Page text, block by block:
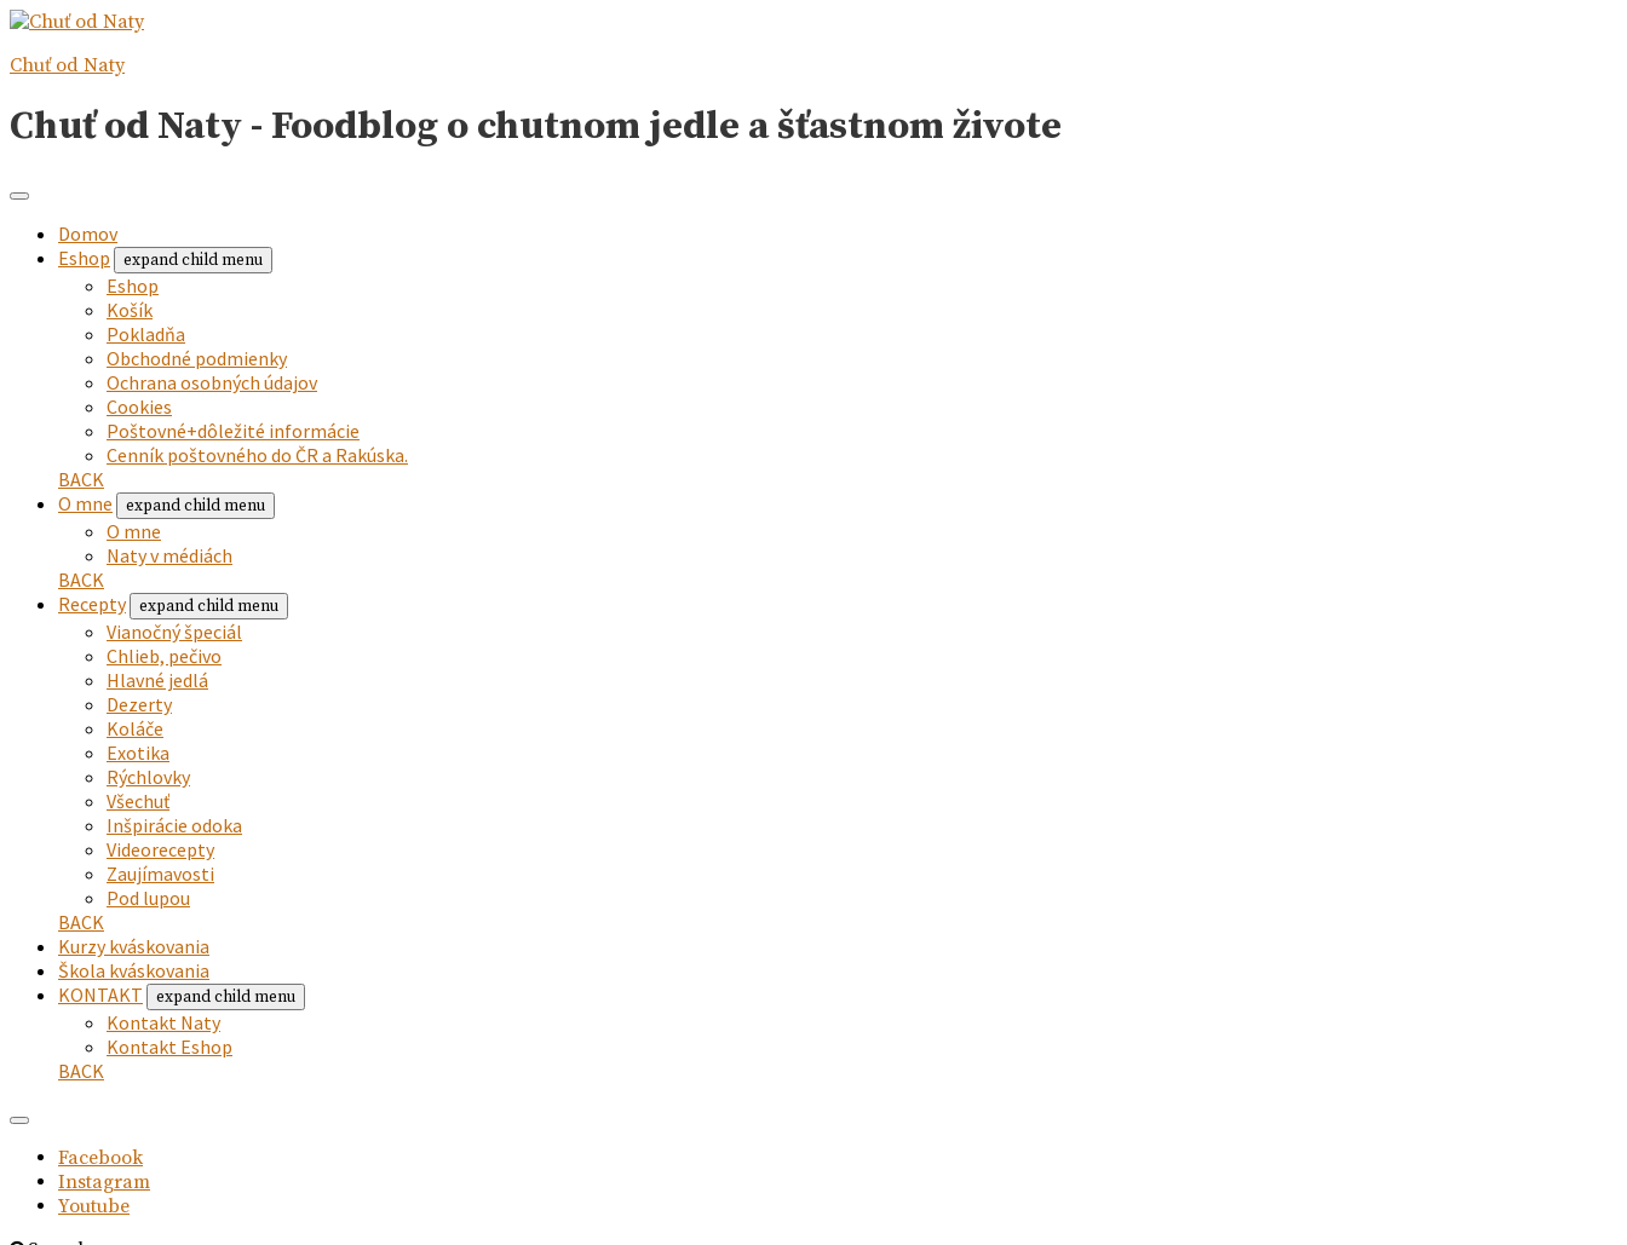
Chuť od Naty
Chuť od Naty - Foodblog o chutnom jedle a šťastnom živote
Domov
Eshop
expand child menu
Eshop
Košík
Pokladňa
Obchodné podmienky
Ochrana osobných údajov
Cookies
Poštovné+dôležité informácie
Cenník poštovného do ČR a Rakúska.
BACK
O mne
expand child menu
O mne
Naty v médiách
BACK
Recepty
expand child menu
Vianočný špeciál
Chlieb, pečivo
Hlavné jedlá
Dezerty
Koláče
Exotika
Rýchlovky
Všechuť
Inšpirácie odoka
Videorecepty
Zaujímavosti
Pod lupou
BACK
Kurzy kváskovania
Škola kváskovania
KONTAKT
expand child menu
Kontakt Naty
Kontakt Eshop
BACK
Facebook
Instagram
Youtube